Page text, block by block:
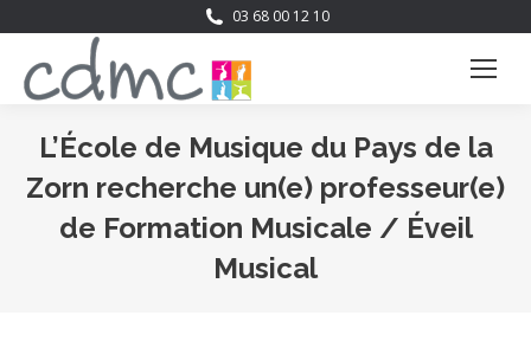
03 68 00 12 10
L’École de Musique du Pays de la
Zorn recherche un(e) professeur(e)
de Formation Musicale / Éveil
Musical